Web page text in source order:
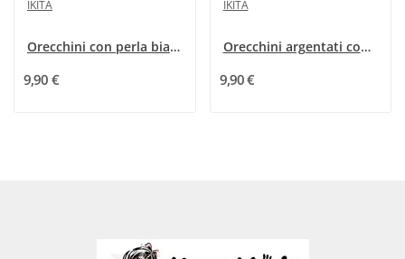
IKITA
Orecchini con perla bianca di Ikita
9,90 €
IKITA
Orecchini argentati con perle nere Ikita
9,90 €